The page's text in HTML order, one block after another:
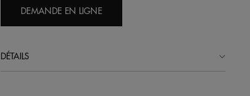
DEMANDE EN LIGNE
DÉTAILS